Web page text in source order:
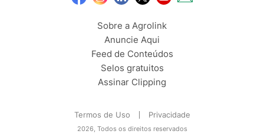
Sobre a Agrolink
Anuncie Aqui
Feed de Conteúdos
Selos gratuitos
Assinar Clipping
Termos de Uso Privacidade
2026, Todos os direitos reservados